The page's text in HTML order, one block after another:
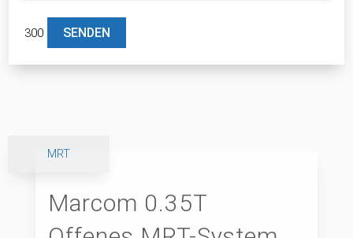
300 Bitte lasse dieses Feld leer.
MRT
Marcom 0.35T